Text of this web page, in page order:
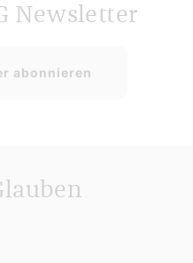
Newsletter
abonnieren